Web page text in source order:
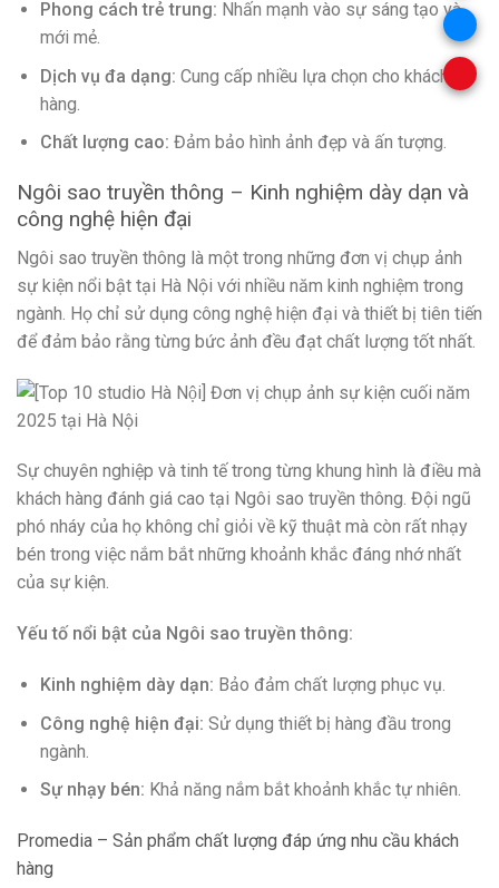
Phong cách trẻ trung: Nhấn mạnh vào sự sáng tạo và
mới mẻ.
Dịch vụ đa dạng: Cung cấp nhiều lựa chọn cho khách
hàng.
Chất lượng cao: Đảm bảo hình ảnh đẹp và ấn tượng.
Ngôi sao truyền thông – Kinh nghiệm dày dạn và
công nghệ hiện đại
Ngôi sao truyền thông là một trong những đơn vị chụp ảnh
sự kiện nổi bật tại Hà Nội với nhiều năm kinh nghiệm trong
ngành. Họ chỉ sử dụng công nghệ hiện đại và thiết bị tiên tiến
để đảm bảo rằng từng bức ảnh đều đạt chất lượng tốt nhất.
Sự chuyên nghiệp và tinh tế trong từng khung hình là điều mà
khách hàng đánh giá cao tại Ngôi sao truyền thông. Đội ngũ
phó nháy của họ không chỉ giỏi về kỹ thuật mà còn rất nhạy
bén trong việc nắm bắt những khoảnh khắc đáng nhớ nhất
của sự kiện.
Yếu tố nổi bật của Ngôi sao truyền thông:
Kinh nghiệm dày dạn: Bảo đảm chất lượng phục vụ.
Công nghệ hiện đại: Sử dụng thiết bị hàng đầu trong
ngành.
Sự nhạy bén: Khả năng nắm bắt khoảnh khắc tự nhiên.
Promedia – Sản phẩm chất lượng đáp ứng nhu cầu khách
hàng